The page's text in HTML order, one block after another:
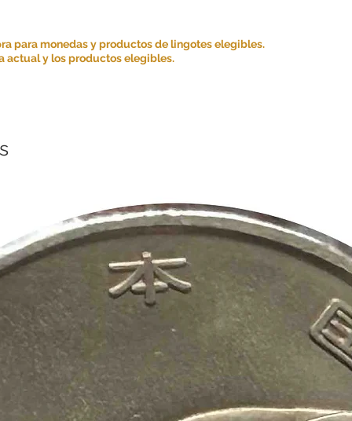
para monedas y productos de lingotes elegibles.
actual y los productos elegibles.